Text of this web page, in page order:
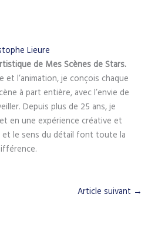
Lieure
de Mes Scènes de Stars.
et l’animation, je conçois chaque
à part entière, avec l’envie de
Depuis plus de 25 ans, je
en une expérience créative et
et le sens du détail font toute la
Article suivant →